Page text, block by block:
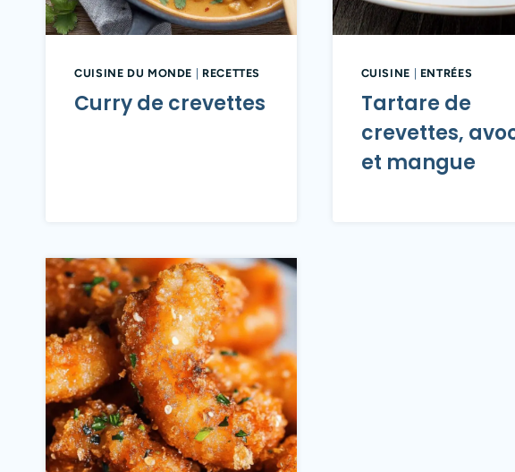
CUISINE DU MONDE | RECETTES
Curry de crevettes
CUISINE | ENTRÉES
Tartare de
crevettes,
et mangue